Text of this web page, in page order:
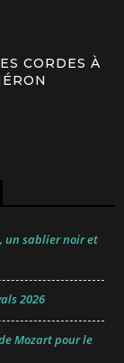
CORDES À
un sablier noir et
2026
Mozart pour le